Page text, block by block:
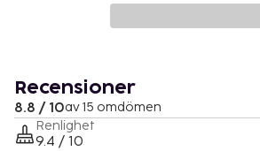
Recensioner
8.8 / 10av 15 omdömen
Renlighet
9.4 / 10